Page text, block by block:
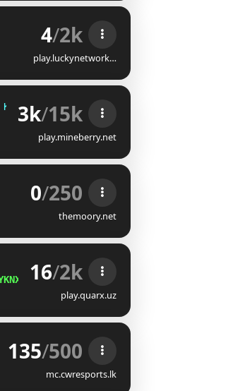
4/2k
play.luckynetwork…
UUOV_TG IZTSWLM
3k/15k
play.mineberry.net
0/250
themoory.net
ʙᴇᴅᴡᴀʀꜱ OD]W\@SJF
16/2k
play.quarx.uz
|
135/500
mc.cwresports.lk